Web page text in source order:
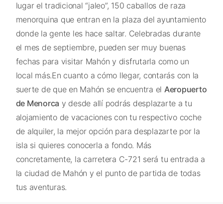
lugar el tradicional “jaleo”, 150 caballos de raza
menorquina que entran en la plaza del ayuntamiento
donde la gente les hace saltar. Celebradas durante
el mes de septiembre, pueden ser muy buenas
fechas para visitar Mahón y disfrutarla como un
local más.En cuanto a cómo llegar, contarás con la
suerte de que en Mahón se encuentra el Aeropuerto
de Menorca y desde allí podrás desplazarte a tu
alojamiento de vacaciones con tu respectivo coche
de alquiler, la mejor opción para desplazarte por la
isla si quieres conocerla a fondo. Más
concretamente, la carretera C-721 será tu entrada a
la ciudad de Mahón y el punto de partida de todas
tus aventuras.